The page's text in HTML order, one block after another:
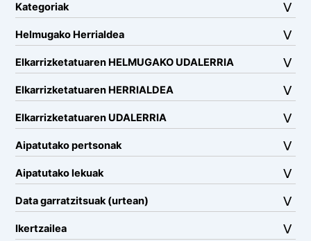
Kategoriak
Helmugako Herrialdea
Elkarrizketatuaren HELMUGAKO UDALERRIA
Elkarrizketatuaren HERRIALDEA
Elkarrizketatuaren UDALERRIA
Aipatutako pertsonak
Aipatutako lekuak
Data garratzitsuak (urtean)
Ikertzailea